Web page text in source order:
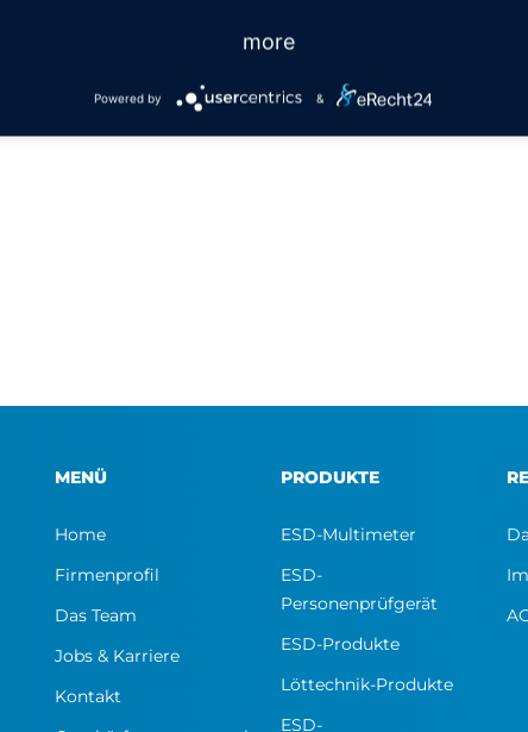
MENÜ
Home
Firmenprofil
Das Team
Jobs & Karriere
Kontakt
PRODUKTE
ESD-Multimeter
ESD-
Personenprüfgerät
ESD-Produkte
Löttechnik-Produkte
ESD-
more
Powered by &